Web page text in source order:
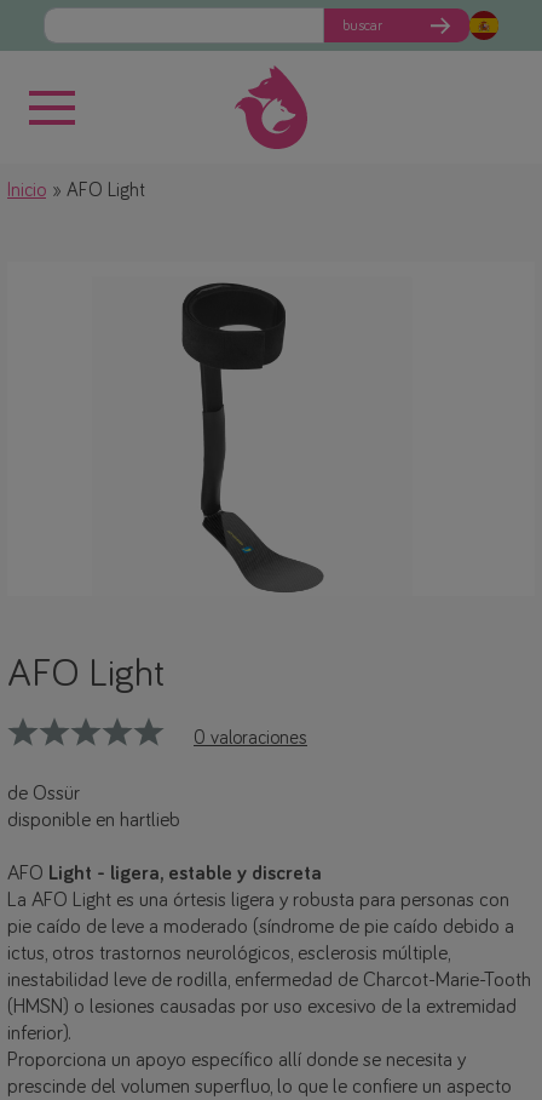
buscar
Inicio AFO Light
AFO Light
0 valoraciones
de Ossür
disponible en hartlieb
AFO Light - ligera, estable y discreta
La AFO Light es una órtesis ligera y robusta para personas con
pie caído de leve a moderado (síndrome de pie caído debido a
ictus, otros trastornos neurológicos, esclerosis múltiple,
inestabilidad leve de rodilla, enfermedad de Charcot-Marie-Tooth
(HMSN) o lesiones causadas por uso excesivo de la extremidad
inferior).
Proporciona un apoyo específico allí donde se necesita y
prescinde del volumen superfluo, lo que le confiere un aspecto